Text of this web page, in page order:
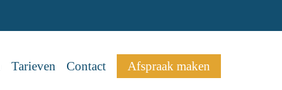
Tarieven Contact Afspraak maken